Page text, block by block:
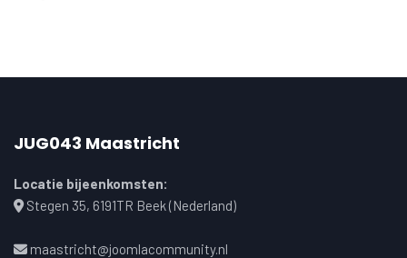
JUG043 Maastricht
Locatie bijeenkomsten:
Stegen 35, 6191TR Beek (Nederland)
maastricht@joomlacommunity.nl